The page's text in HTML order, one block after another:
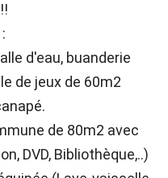
d'eau, buanderie
de jeux de 60m2
de 80m2 avec
DVD, Bibliothèque,..)